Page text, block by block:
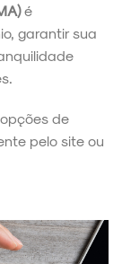
é
garantir sua
de
pelo site ou